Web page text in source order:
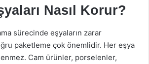
Nasıl Korur?
sürecinde eşyaların zarar
paketleme çok önemlidir. Her eşya
Cam ürünler, porselenler,